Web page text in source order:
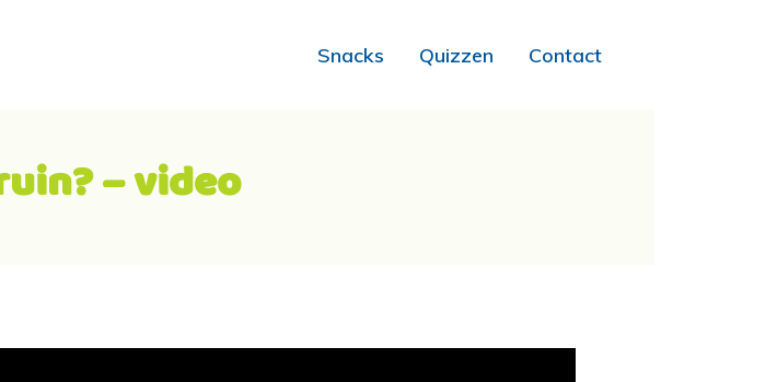
Snacks Quizzen Contact
– video